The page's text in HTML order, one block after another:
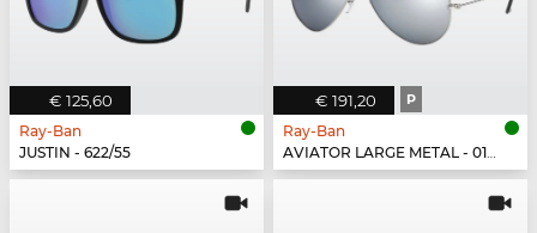
€ 125,60
Ray-Ban
JUSTIN - 622/55
€ 191,20 P
Ray-Ban
AVIATOR LARGE METAL - 019/W3